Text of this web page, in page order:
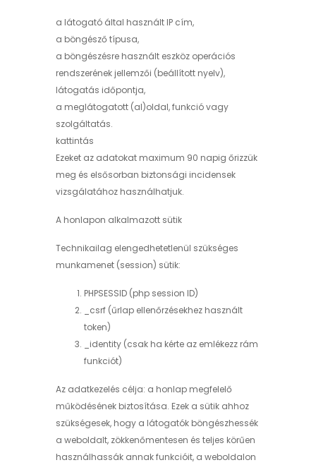
a látogató által használt IP cím,
a böngésző típusa,
a böngészésre használt eszköz operációs
rendszerének jellemzői (beállított nyelv),
látogatás időpontja,
a meglátogatott (al)oldal, funkció vagy
szolgáltatás.
kattintás
Ezeket az adatokat maximum 90 napig őrizzük
meg és elsősorban biztonsági incidensek
vizsgálatához használhatjuk.
A honlapon alkalmazott sütik
Technikailag elengedhetetlenül szükséges
munkamenet (session) sütik:
PHPSESSID (php session ID)
_csrf (űrlap ellenőrzésekhez használt
token)
_identity (csak ha kérte az emlékezz rám
funkciót)
Az adatkezelés célja: a honlap megfelelő
működésének biztosítása. Ezek a sütik ahhoz
szükségesek, hogy a látogatók böngészhessék
a weboldalt, zökkenőmentesen és teljes körűen
használhassák annak funkcióit, a weboldalon